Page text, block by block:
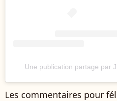
Une publication partage par
Les commentaires pour